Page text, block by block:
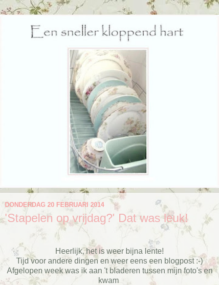
DONDERDAG 20 FEBRUARI 2014
'Stapelen op vrijdag?' Dat was leuk!
Heerlijk, het is weer bijna lente!
Tijd voor andere dingen en weer eens een blogpost :-)
Afgelopen week was ik aan 't bladeren tussen mijn foto's en
kwam